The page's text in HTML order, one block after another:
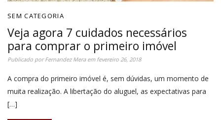
SEM CATEGORIA
Veja agora 7 cuidados necessários
para comprar o primeiro imóvel
Publicado porFernandez Meraem fevereiro 26, 2018
A compra do primeiro imóvel é, sem dúvidas, um momento de
muita realização. A libertação do aluguel, as expectativas para
[…]